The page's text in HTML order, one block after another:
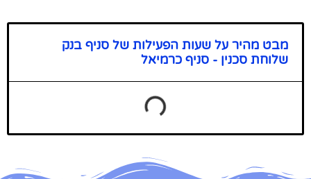
מבט מהיר על שעות הפעילות של סניף בנק
שלוחת סכנין - סניף כרמיאל